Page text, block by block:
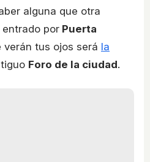
alguna que otra
entrado por Puerta
verán tus ojos será la
Foro de la ciudad.